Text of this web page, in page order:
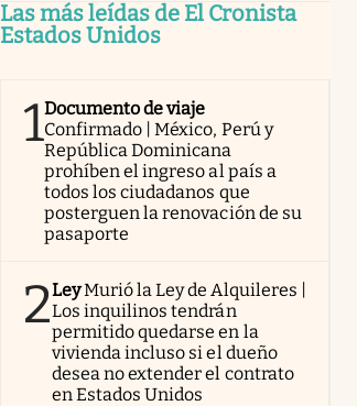
Las más leídas de El Cronista
Estados Unidos
1Documento de viaje
Confirmado | México, Perú y
República Dominicana
prohíben el ingreso al país a
todos los ciudadanos que
posterguen la renovación de su
pasaporte
2LeyMurió la Ley de Alquileres |
Los inquilinos tendrán
permitido quedarse en la
vivienda incluso si el dueño
desea no extender el contrato
en Estados Unidos